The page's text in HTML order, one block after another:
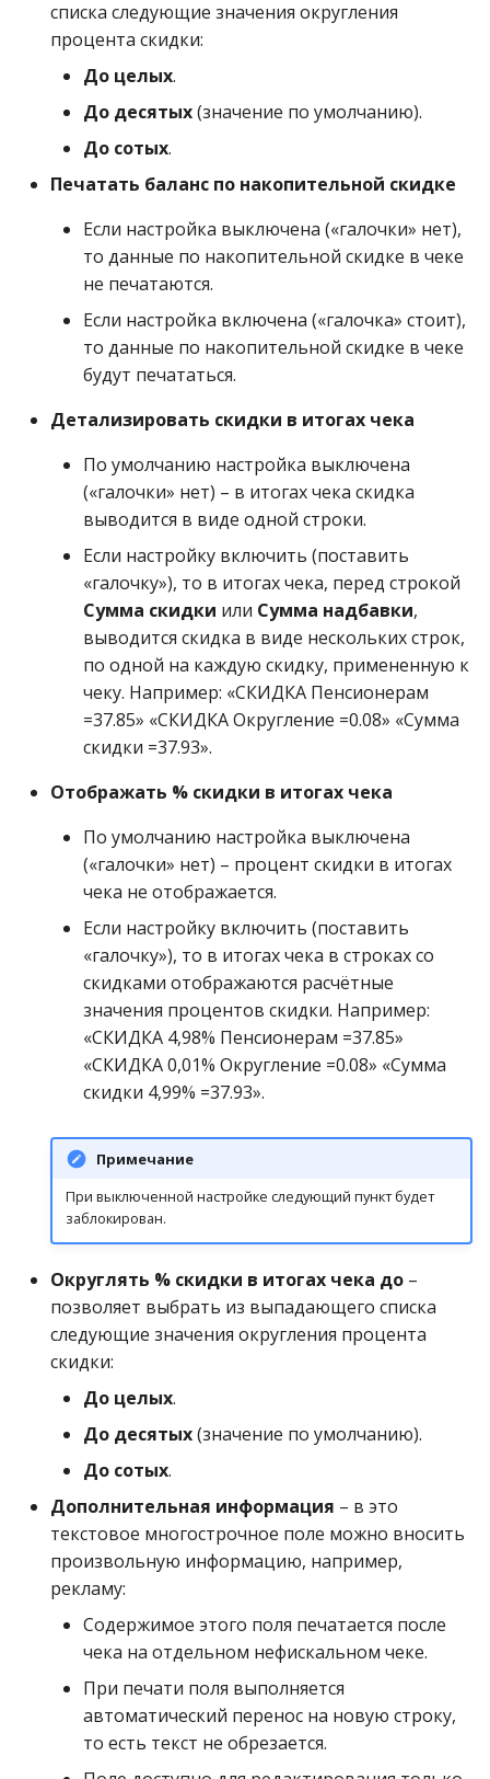
списка следующие значения округления
процента скидки:
До целых.
До десятых(значение по умолчанию).
До сотых.
Печатать баланс по накопительной скидке
Если настройка выключена («галочки» нет),
то данные по накопительной скидке в чеке
не печатаются.
Если настройка включена («галочка» стоит),
то данные по накопительной скидке в чеке
будут печататься.
Детализировать скидки в итогах чека
По умолчанию настройка выключена
(«галочки» нет) – в итогах чека скидка
выводится в виде одной строки.
Если настройку включить (поставить
«галочку»), то в итогах чека, перед строкой
Сумма скидки или Сумма надбавки,
выводится скидка в виде нескольких строк,
по одной на каждую скидку, примененную к
чеку. Например: «СКИДКА Пенсионерам
=37.85» «СКИДКА Округление =0.08» «Сумма
скидки =37.93».
Отображать % скидки в итогах чека
По умолчанию настройка выключена
(«галочки» нет) – процент скидки в итогах
чека не отображается.
Если настройку включить (поставить
«галочку»), то в итогах чека в строках со
скидками отображаются расчётные
значения процентов скидки. Например:
«СКИДКА 4,98% Пенсионерам =37.85»
«СКИДКА 0,01% Округление =0.08» «Сумма
скидки 4,99% =37.93».
Примечание
При выключенной настройке следующий пункт будет
заблокирован.
Округлять % скидки в итогах чека до –
позволяет выбрать из выпадающего списка
следующие значения округления процента
скидки:
До целых.
До десятых(значение по умолчанию).
До сотых.
Дополнительная информация – в это
текстовое многострочное поле можно вносить
произвольную информацию, например,
рекламу:
Содержимое этого поля печатается после
чека на отдельном нефискальном чеке.
При печати поля выполняется
автоматический перенос на новую строку,
то есть текст не обрезается.